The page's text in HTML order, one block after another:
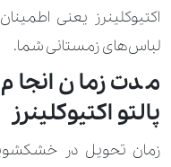
دستکش چرم
روپوش آزمایشگاهی
روپوش پزشکی آستین کوتاه
اکتیوکلینرز یعنی
لباس‌های زمستانی شما.
مدت زمان
پالتو اکتیوکلینرز
زمان تحویل در